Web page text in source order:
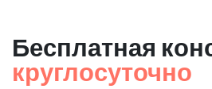
Бесплатная
круглосуточно